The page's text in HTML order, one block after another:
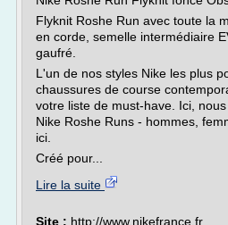
Flyknit Roshe Run avec toute la
en corde, semelle intermédiaire
gaufré.
L'un de nos styles Nike les plus
chaussures de course
votre liste de must-have. Ici,
Nike Roshe Runs - hommes,
ici.
Créé pour...
Lire la suite
Site : http://www.nikefrance.fr